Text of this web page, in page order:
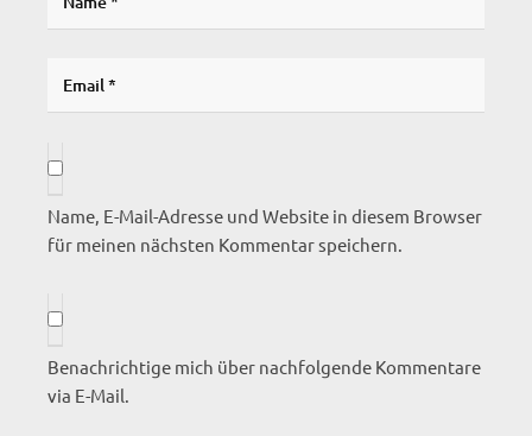
Name, E-Mail-Adresse und Website in diesem Browser
für meinen nächsten Kommentar speichern.
Benachrichtige mich über nachfolgende Kommentare
via E-Mail.